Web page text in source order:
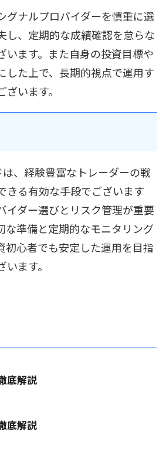
グナルプロバイダーを慎重に選
し、定期的な成績確認を怠らな
います。また自身の投資目標や
した上で、長期的視点で運用す
います。
、経験豊富なトレーダーの戦
きる有効な手段でございます
イダー選びとリスク管理が重要
な準備と定期的なモニタリング
初心者でも安定した運用を目指
ます。
底解説
底解説